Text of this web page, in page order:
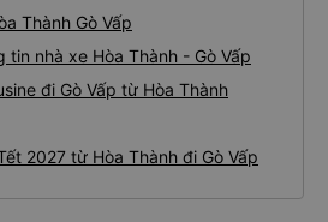
Thành Gò Vấp
tin nhà xe Hòa Thành - Gò Vấp
đi Gò Vấp từ Hòa Thành
2027 từ Hòa Thành đi Gò Vấp